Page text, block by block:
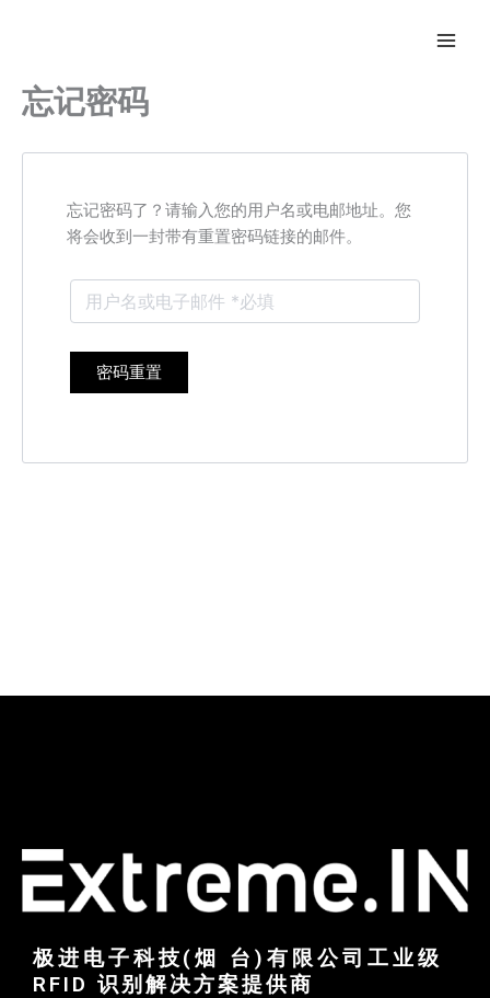
忘记密码
忘记密码了？请输入您的用户名或电邮地址。您
将会收到一封带有重置密码链接的邮件。
密码重置
极进电子科技(烟 台)有限公司工业级
RFID 识别解决方案提供商